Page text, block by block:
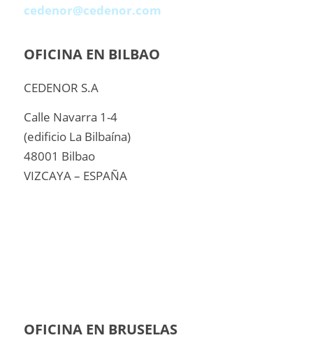
cedenor@cedenor.com
OFICINA EN BILBAO
CEDENOR S.A
Calle Navarra 1-4
(edificio La Bilbaína)
48001 Bilbao
VIZCAYA – ESPAÑA
OFICINA EN BRUSELAS